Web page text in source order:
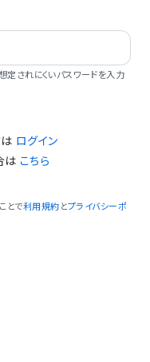
されにくいパスワードを入力
ログイン
は こちら
とで利用規約 とプライバシーポ